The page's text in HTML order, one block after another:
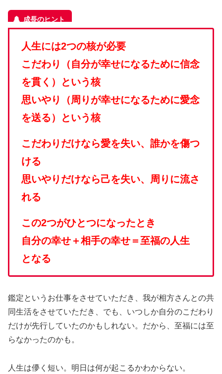
人生には2つの核が必要
こだわり（自分が幸せになるために信念
を貫く）という核
思いやり（周りが幸せになるために愛念
を送る）という核
こだわりだけなら愛を失い、誰かを傷つ
ける
思いやりだけなら己を失い、周りに流さ
れる
この2つがひとつになったとき
自分の幸せ＋相手の幸せ＝至福の人生
となる
鑑定というお仕事をさせていただき、我が相方さんとの共
同生活をさせていただき、でも、いつしか自分のこだわり
だけが先行していたのかもしれない。だから、至福には至
らなかったのかも。
人生は儚く短い。明日は何が起こるかわからない。